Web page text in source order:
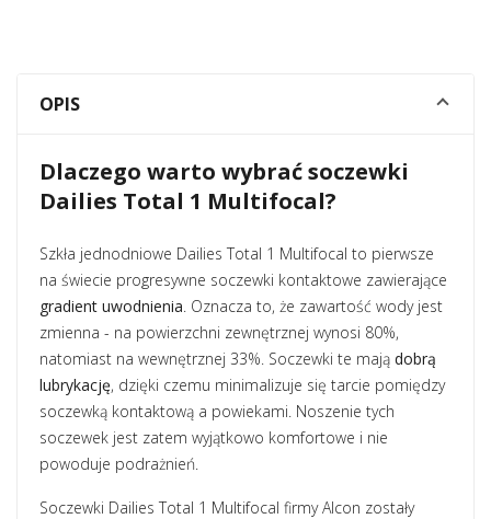
OPIS
Dlaczego warto wybrać soczewki
Dailies Total 1 Multifocal?
Szkła jednodniowe Dailies Total 1 Multifocal to pierwsze
na świecie progresywne soczewki kontaktowe zawierające
gradient uwodnienia. Oznacza to, że zawartość wody jest
zmienna - na powierzchni zewnętrznej wynosi 80%,
natomiast na wewnętrznej 33%. Soczewki te mają dobrą
lubrykację, dzięki czemu minimalizuje się tarcie pomiędzy
soczewką kontaktową a powiekami. Noszenie tych
soczewek jest zatem wyjątkowo komfortowe i nie
powoduje podrażnień.
Soczewki Dailies Total 1 Multifocal firmy Alcon zostały